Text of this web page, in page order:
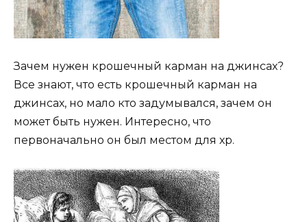
Зачем нужен крошечный карман на джинсах?
Все знают, что есть крошечный карман на
джинсах, но мало кто задумывался, зачем он
может быть нужен. Интересно, что
первоначально он был местом для хр.